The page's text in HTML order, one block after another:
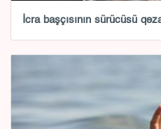
İcra başçısının sürücüsü